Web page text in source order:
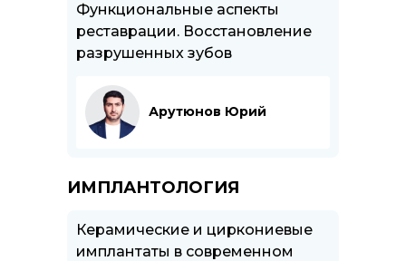
Функциональные аспекты
реставрации. Восстановление
разрушенных зубов
Арутюнов Юрий
Керамические и циркониевые
имплантаты в современном
ИМПЛАНТОЛОГИЯ